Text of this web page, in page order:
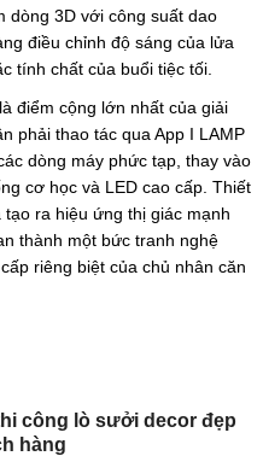
dòng 3D với công suất dao
điều chỉnh độ sáng của lửa
tính chất của buổi tiệc tối.
điểm cộng lớn nhất của giải
phải thao tác qua App I LAMP
dòng máy phức tạp, thay vào
cơ học và LED cao cấp. Thiết
ra hiệu ứng thị giác mạnh
thành một bức tranh nghệ
riêng biệt của chủ nhân căn
công lò sưởi decor đẹp
hàng